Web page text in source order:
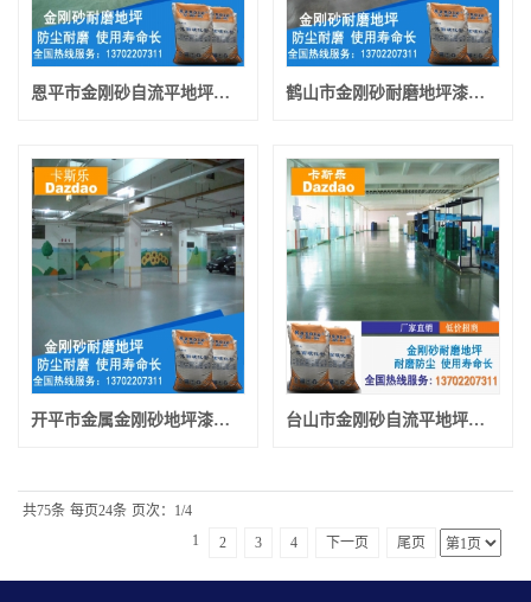
恩平市金刚砂自流平地坪厂家报价 恩平市环氧耐磨地坪漆厂家 鹤山市金刚砂耐磨地坪漆批发 鹤山市耐磨地坪漆厂家
开平市金属金刚砂地坪漆低报价 开平市耐磨地坪漆厂家直销 台山市金刚砂自流平地坪厂家报价 台山市金刚砂硬化地坪漆材料
共75条 每页24条 页次：1/4
1
2 3 4 下一页 尾页